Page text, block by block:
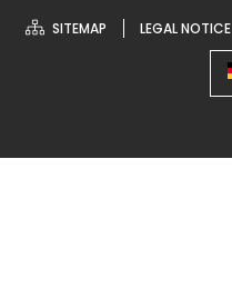
SITEMAP LEGAL NOTICE